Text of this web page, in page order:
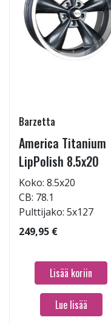
Barzetta
America Titanium
LipPolish 8.5x20
Koko: 8.5x20
CB: 78.1
Pulttijako: 5x127
249,95 €
Lisää koriin
Lue lisää